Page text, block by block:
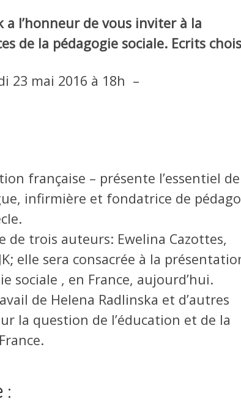
a l’honneur de vous inviter à la
de la pédagogie sociale. Ecrits
23 mai 2016 à 18h –
française – présente l’essentiel
infirmière et fondatrice de
de trois auteurs: Ewelina Cazottes,
elle sera consacrée à la
sociale , en France, aujourd’hui.
de Helena Radlinska et d’autres
la question de l’éducation et de la
: